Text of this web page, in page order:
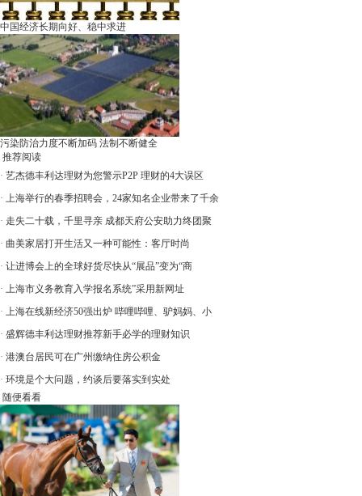
中国经济长期向好、稳中求进
污染防治力度不断加码 法制不断健全
推荐阅读
· 艺杰德丰利达理财为您警示P2P 理财的4大误区
· 上海举行的春季招聘会，24家知名企业带来了千余
· 走失二十载，千里寻亲 成都天府公安助力终团聚
· 曲美家居打开生活又一种可能性：客厅时尚
· 让进博会上的全球好货尽快从“展品”变为“商
· 上海市义务教育入学报名系统”采用新网址
· 上海在线新经济50强出炉 哔哩哔哩、驴妈妈、小
· 盛辉德丰利达理财推荐新手必学的理财知识
· 港澳台居民可在广州缴纳住房公积金
· 环境是个大问题，约谈后要落实到实处
随便看看